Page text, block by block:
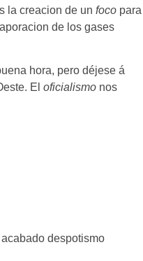
la creacion de un foco para
de los gases
hora, pero déjese á
El oficialismo nos
despotismo